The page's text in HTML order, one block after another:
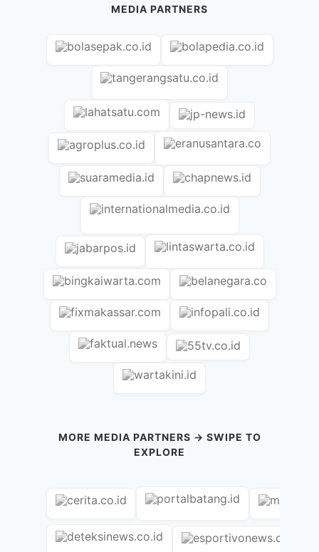
MEDIA PARTNERS
MORE MEDIA PARTNERS → SWIPE TO
EXPLORE